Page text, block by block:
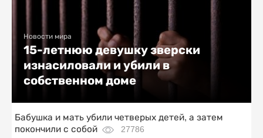
Новости мира
15-летнюю девушку зверски
изнасиловали и убили в
собственном доме
Бабушка и мать убили четверых детей, а затем
покончили с собой
27786